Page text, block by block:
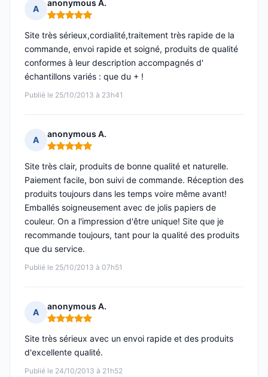
A
anonymous A.
Note : 5 sur 5
Publié le 25/10/2013 à 23h41
Site très sérieux,cordialité,traitement très rapide de la
commande, envoi rapide et soigné, produits de qualité
conformes à leur description accompagnés d'
échantillons variés : que du + !
A
anonymous A.
Note : 5 sur 5
Publié le 25/10/2013 à 07h51
Site très clair, produits de bonne qualité et naturelle.
Paiement facile, bon suivi de commande. Réception des
produits toujours dans les temps voire même avant!
Emballés soigneusement avec de jolis papiers de
couleur. On a l'impression d'être unique! Site que je
recommande toujours, tant pour la qualité des produits
que du service.
A
anonymous A.
Note : 5 sur 5
Publié le 24/10/2013 à 21h52
Site très sérieux avec un envoi rapide et des produits
d'excellente qualité.